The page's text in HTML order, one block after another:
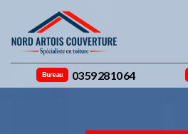
Bureau 03 59 28 10 64